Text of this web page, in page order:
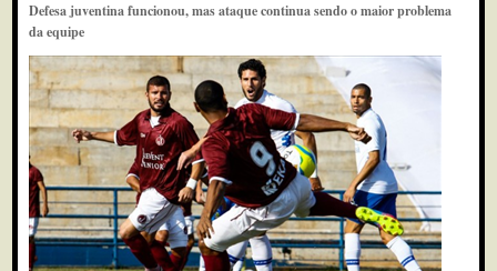
Defesa juventina funcionou, mas ataque continua sendo o maior problema
da equipe